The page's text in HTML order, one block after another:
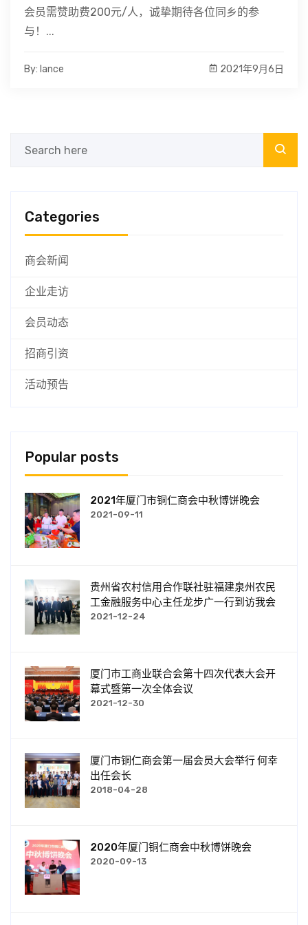
会员需赞助费200元/人，诚挚期待各位同乡的参
与！...
By: lance 2021年9月6日
Categories
商会新闻
企业走访
会员动态
招商引资
活动预告
Popular posts
2021年厦门市铜仁商会中秋博饼晚会
2021-09-11
贵州省农村信用合作联社驻福建泉州农民
工金融服务中心主任龙步广一行到访我会
2021-12-24
厦门市工商业联合会第十四次代表大会开
幕式暨第一次全体会议
2021-12-30
厦门市铜仁商会第一届会员大会举行 何幸
出任会长
2018-04-28
2020年厦门铜仁商会中秋博饼晚会
2020-09-13